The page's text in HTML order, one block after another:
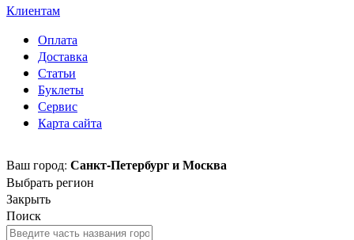
Клиентам
Оплата
Доставка
Статьи
Буклеты
Сервис
Карта сайта
Ваш город: Санкт-Петербург и Москва
Выбрать регион
Закрыть
Поиск